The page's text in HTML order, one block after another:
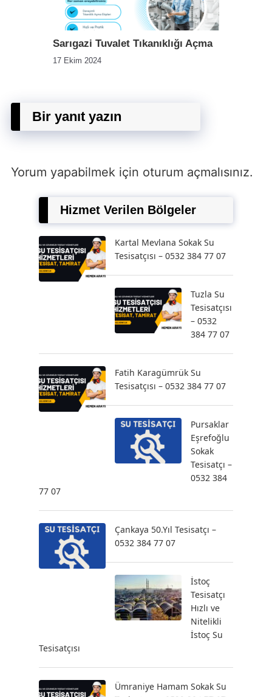
Sarıgazi Tuvalet Tıkanıklığı Açma
17 Ekim 2024
Bir yanıt yazın
Yorum yapabilmek için oturum açmalısınız.
Hizmet Verilen Bölgeler
Kartal Mevlana Sokak Su
Tesisatçısı – 0532 384 77 07
Tuzla Su
Tesisatçısı
– 0532
384 77 07
Fatih Karagümrük Su
Tesisatçısı – 0532 384 77 07
Pursaklar
Eşrefoğlu
Sokak
Tesisatçı –
0532 384
77 07
Çankaya 50.Yıl Tesisatçı –
0532 384 77 07
İstoç
Tesisatçı
Hızlı ve
Nitelikli
İstoç Su
Tesisatçısı
Ümraniye Hamam Sokak Su